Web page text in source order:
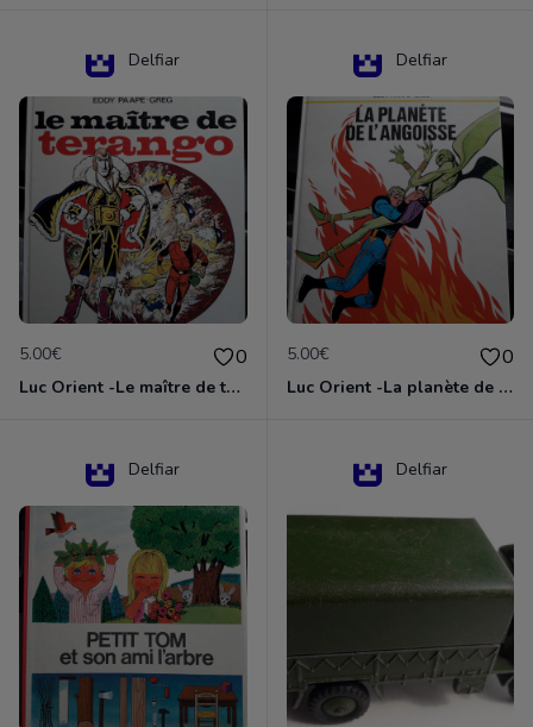
Delfiar
5.00€ 0
Luc Orient -Le maître de terango
Delfiar
5.00€ 0
Luc Orient -La planète de l'angoisse
Delfiar Delfiar